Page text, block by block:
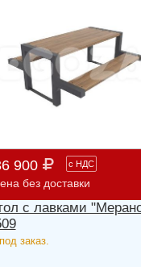
900 с НДС
без доставки
с лавками
под заказ.